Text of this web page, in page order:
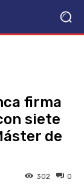
firma
siete
de
0
302